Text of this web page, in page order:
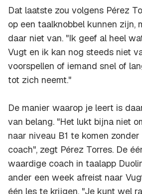
Dat laatste zou volgens Pérez
op een taalknobbel kunnen zijn,
daar niet van. "Ik geef al heel
Vugt en ik kan nog steeds niet
voorspellen of iemand snel of
tot zich neemt."
De manier waarop je leert is
van belang. "Het lukt bijna niet
naar niveau B1 te komen
coach", zegt Pérez Torres. De
waardige coach in taalapp
ander een week afreist naar
één les te krijgen. "Je kunt wel